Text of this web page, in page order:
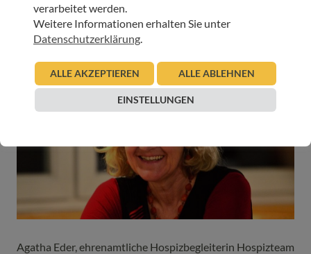
Im März 2021 zog „die Mödlingerin“ ins Wohnheim Soko
Rum um. Am 4. Juni fand ihr Leben seine Vollendung. Ihr
Sohn Peter war bei ihr.
Agatha Eder, ehrenamtliche Hospizbegleiterin Hospizteam
verarbeitet werden.
Weitere Informationen erhalten Sie unter
Datenschutzerklärung
ALLE AKZEPTIEREN ALLE ABLEHNEN
EINSTELLUNGEN